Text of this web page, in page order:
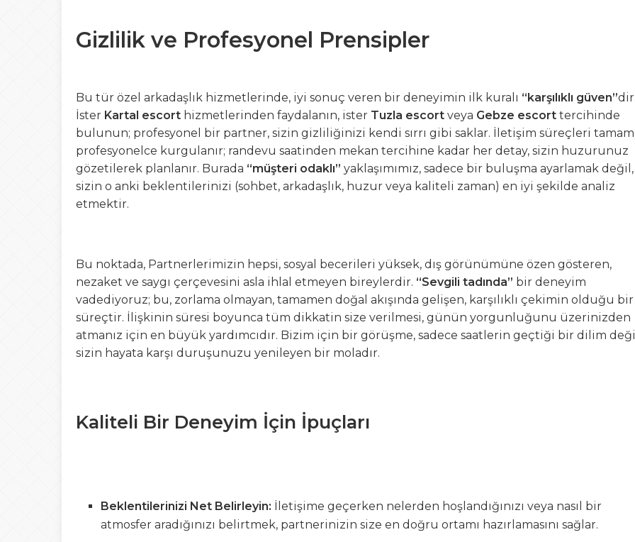
Gizlilik ve Profesyonel Prensipler
Bu tür özel arkadaşlık hizmetlerinde, iyi sonuç veren bir deneyimin ilk kuralı “karşılıklı güven”
İster Kartal escort hizmetlerinden faydalanın, ister Tuzla escort veya Gebze escort tercihinde
bulunun; profesyonel bir partner, sizin gizliliğinizi kendi sırrı gibi saklar. İletişim süreçleri
profesyonelce kurgulanır; randevu saatinden mekan tercihine kadar her detay, sizin huzurunuz
gözetilerek planlanır. Burada “müşteri odaklı” yaklaşımımız, sadece bir buluşma ayarlamak değil,
sizin o anki beklentilerinizi (sohbet, arkadaşlık, huzur veya kaliteli zaman) en iyi şekilde analiz
etmektir.
Bu noktada, Partnerlerimizin hepsi, sosyal becerileri yüksek, dış görünümüne özen gösteren,
nezaket ve saygı çerçevesini asla ihlal etmeyen bireylerdir. “Sevgili tadında” bir deneyim
vadediyoruz; bu, zorlama olmayan, tamamen doğal akışında gelişen, karşılıklı çekimin olduğu bir
süreçtir. İlişkinin süresi boyunca tüm dikkatin size verilmesi, günün yorgunluğunu üzerinizden
atmanız için en büyük yardımcıdır. Bizim için bir görüşme, sadece saatlerin geçtiği bir dilim
sizin hayata karşı duruşunuzu yenileyen bir moladır.
Kaliteli Bir Deneyim İçin İpuçları
Beklentilerinizi Net Belirleyin: İletişime geçerken nelerden hoşlandığınızı veya nasıl bir
atmosfer aradığınızı belirtmek, partnerinizin size en doğru ortamı hazırlamasını sağlar.